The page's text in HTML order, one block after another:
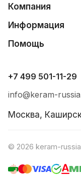
Компания
Информация
Помощь
+7 499 501-11-29
info@keram-
Москва,
© 2026 keram-